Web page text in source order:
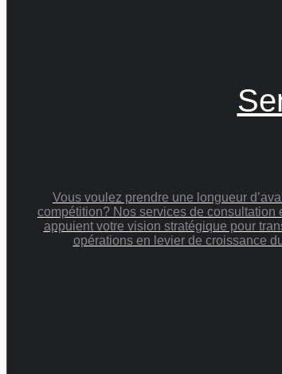
Vous voulez prendre une longueur
compétition? Nos services de consultation
appuient votre vision stratégique pour
opérations en levier de croissance